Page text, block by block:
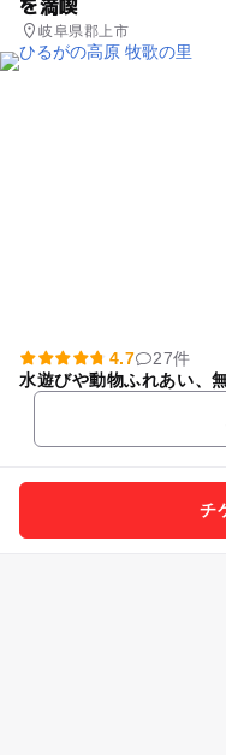
岐阜県郡上市
4.7
27件
水遊びや動物ふれあい、
チ